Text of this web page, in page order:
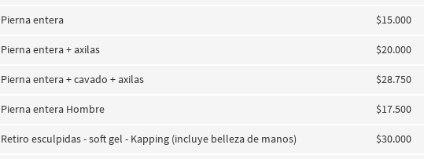
Pierna entera $15.000
Pierna entera + axilas $20.000
Pierna entera + cavado + axilas $28.750
Pierna entera Hombre $17.500
Retiro esculpidas - soft gel - Kapping (incluye belleza de manos) $30.000